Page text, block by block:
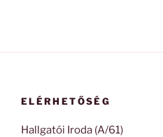
ELÉRHETŐSÉG
Hallgatói Iroda (A/61)